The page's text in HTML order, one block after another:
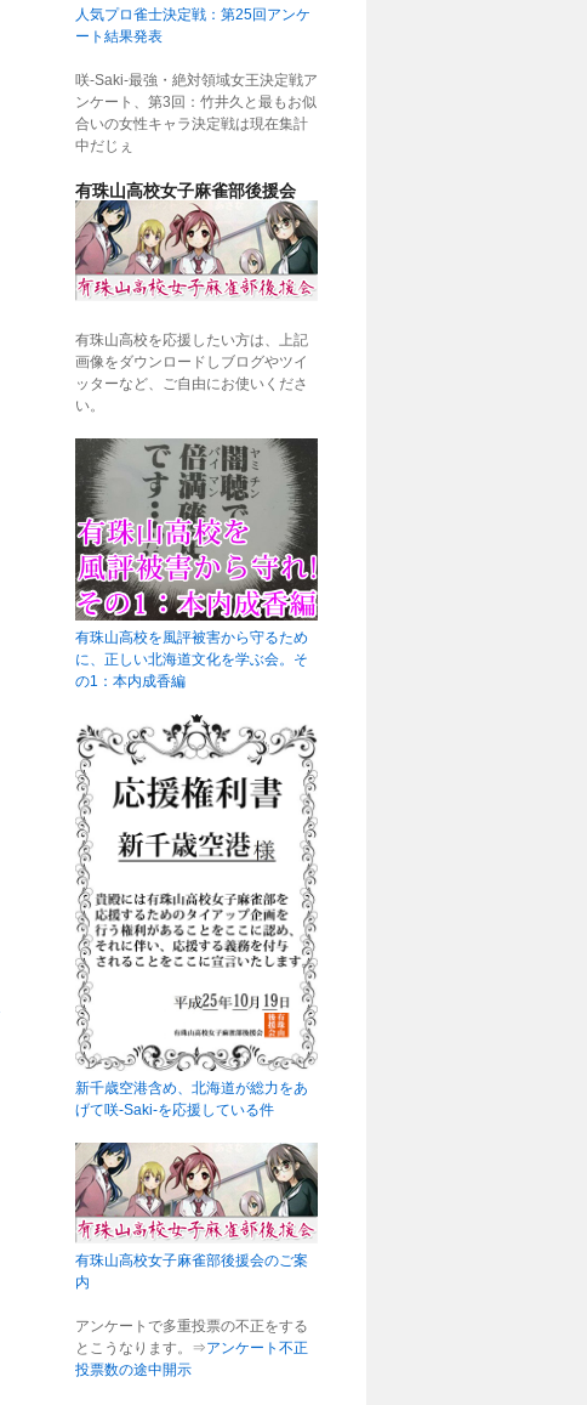
人気プロ雀士決定戦：第25回アンケ
ート結果発表
咲-Saki-最強・絶対領域女王決定戦ア
ンケート、第3回：竹井久と最もお似
合いの女性キャラ決定戦は現在集計
中だじぇ
有珠山高校女子麻雀部後援会
有珠山高校を応援したい方は、上記
画像をダウンロードしブログやツイ
ッターなど、ご自由にお使いくださ
い。
有珠山高校を風評被害から守るため
に、正しい北海道文化を学ぶ会。そ
の1：本内成香編
新千歳空港含め、北海道が総力をあ
げて咲-Saki-を応援している件
有珠山高校女子麻雀部後援会のご案
内
アンケートで多重投票の不正をする
とこうなります。⇒アンケート不正
投票数の途中開示